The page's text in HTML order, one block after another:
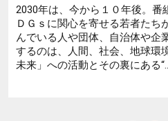
2030年は、今から１０年後。番
ＤＧｓに関心を寄せる若者たち
んでいる人や団体、自治体や企
するのは、人間、社会、地球環
未来」への活動とその裏にある